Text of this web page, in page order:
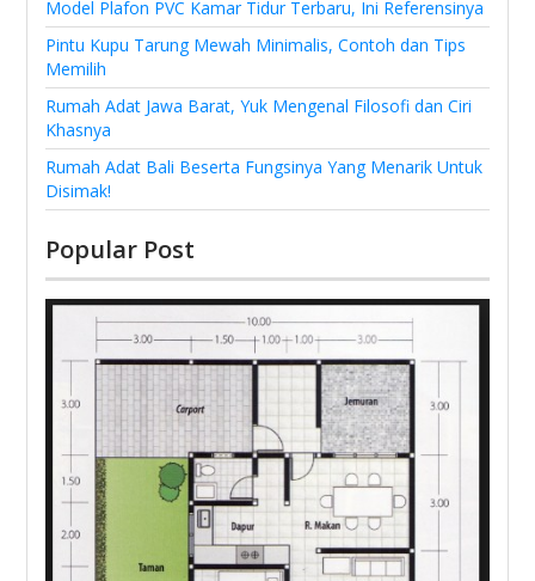
Model Plafon PVC Kamar Tidur Terbaru, Ini Referensinya
Pintu Kupu Tarung Mewah Minimalis, Contoh dan Tips
Memilih
Rumah Adat Jawa Barat, Yuk Mengenal Filosofi dan Ciri
Khasnya
Rumah Adat Bali Beserta Fungsinya Yang Menarik Untuk
Disimak!
Popular Post